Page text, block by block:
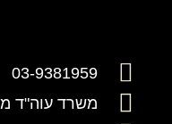
03-9381959
משרד עוה"ד